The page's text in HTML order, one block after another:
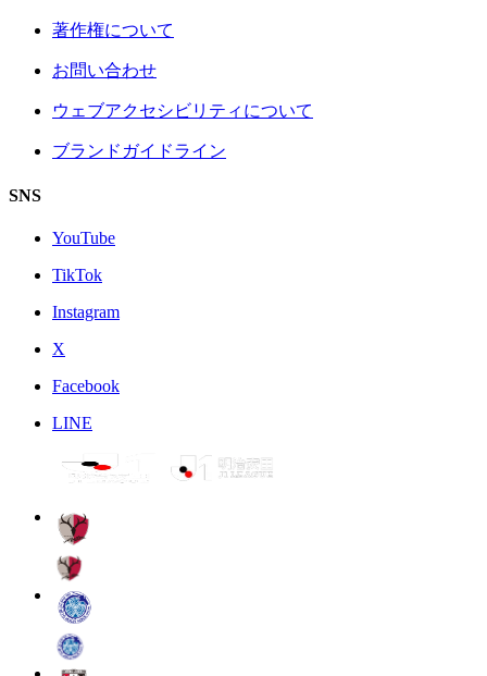
著作権について
お問い合わせ
ウェブアクセシビリティについて
ブランドガイドライン
SNS
YouTube
TikTok
Instagram
X
Facebook
LINE